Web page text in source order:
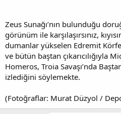
Zeus Sunağı’nın bulunduğu
görünüm ile karşılaşırsınız,
dumanlar yükselen Edremit
ve bütün baştan çıkarıcılığıyla
Homeros, Troia Savaşı’nda
izlediğini söylemekte.
(Fotoğraflar: Murat Düzyol /